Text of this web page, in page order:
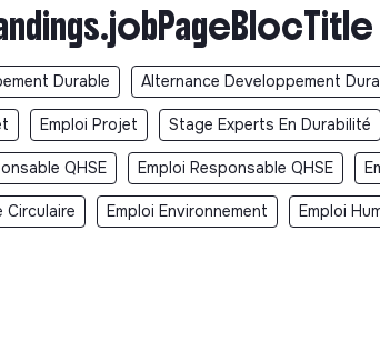
Durable Alternance Developpement
Emploi Projet Stage Experts En Durabilité
QHSE Emploi Responsable QHSE
Circulaire Emploi Environnement Emploi